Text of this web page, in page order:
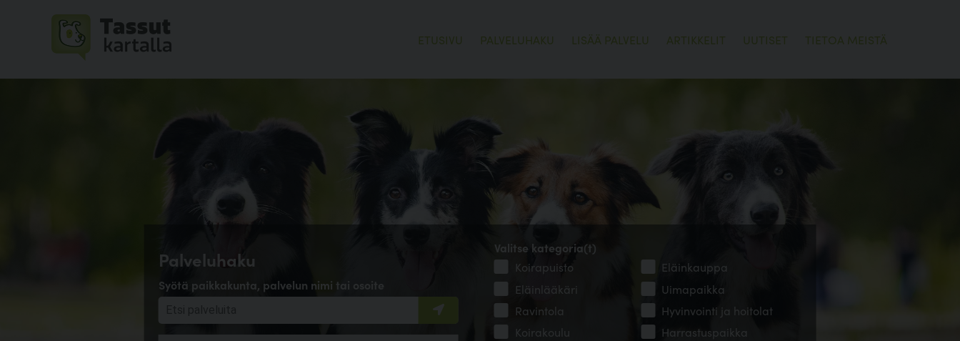
ETUSIVU PALVELUHAKU LISÄÄ PALVELU ARTIKKELIT UUTISET TIETOA MEISTÄ
Palveluhaku
Syötä paikkakunta, palvelun nimi tai osoite
Valitse kategoria(t)
Koirapuisto
Eläinkauppa
Eläinlääkäri
Uimapaikka
Ravintola
Hyvinvointi ja hoitolat
Koirakoulu
Harrastuspaikka